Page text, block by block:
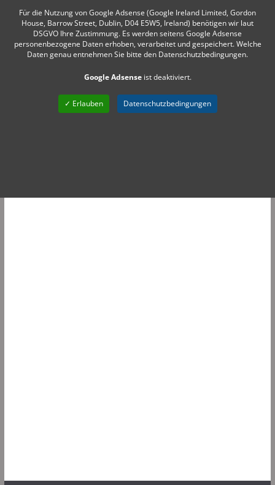
Für die Nutzung von Google Adsense (Google Ireland Limited, Gordon
House, Barrow Street, Dublin, D04 E5W5, Ireland) benötigen wir laut
DSGVO Ihre Zustimmung. Es werden seitens Google Adsense
personenbezogene Daten erhoben, verarbeitet und gespeichert. Welche
Daten genau entnehmen Sie bitte den Datenschutzbedingungen.
Google Adsenseist deaktiviert.
✓ Erlauben Datenschutzbedingungen